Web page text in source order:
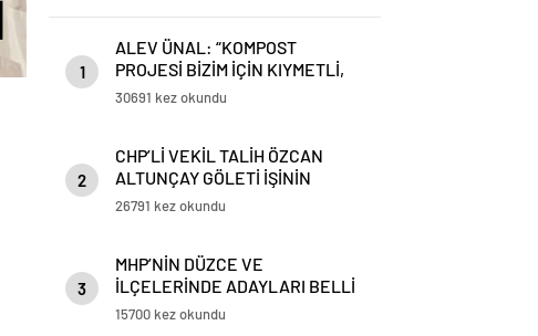
1
ALEV ÜNAL: “KOMPOST
PROJESİ BİZİM İÇİN KIYMETLİ,
ÜRETİME GEÇECEĞİZ”
30691 kez okundu
2
CHP’Lİ VEKİL TALİH ÖZCAN
ALTUNÇAY GÖLETİ İŞİNİN
PEŞİNİ BIRAKMIYOR
26791 kez okundu
3
MHP’NİN DÜZCE VE
İLÇELERİNDE ADAYLARI BELLİ
OLDU
15700 kez okundu